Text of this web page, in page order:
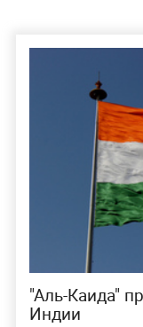
"Аль-Каида"
Индии